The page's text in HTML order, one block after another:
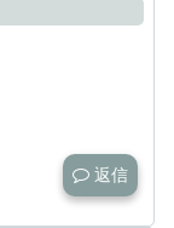
返信